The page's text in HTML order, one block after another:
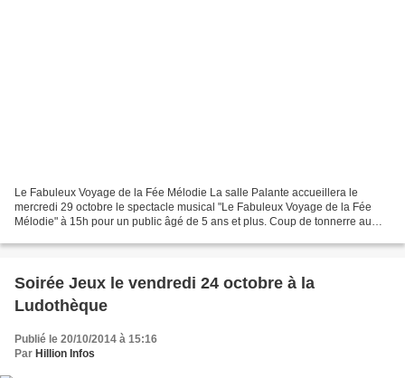
Le Fabuleux Voyage de la Fée Mélodie La salle Palante accueillera le
mercredi 29 octobre le spectacle musical "Le Fabuleux Voyage de la Fée
Mélodie" à 15h pour un public âgé de 5 ans et plus. Coup de tonnerre au
Soirée Jeux le vendredi 24 octobre à la
Ludothèque
Publié le 20/10/2014 à 15:16
Par Hillion Infos